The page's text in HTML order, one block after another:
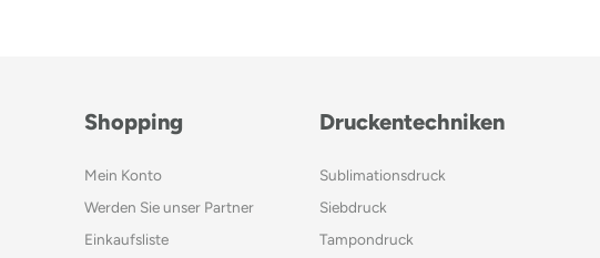
Shopping
Mein Konto
Werden Sie unser Partner
Einkaufsliste
Druckentechniken
Sublimationsdruck
Siebdruck
Tampondruck